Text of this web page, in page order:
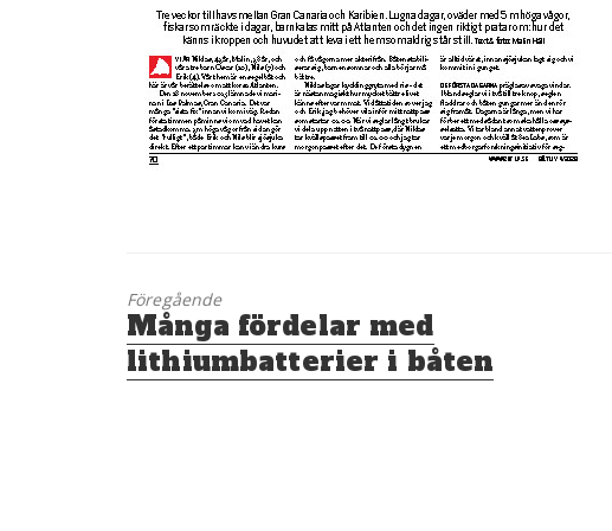
Föregående
Föregående
inlägg:
Många fördelar med
lithiumbatterier i båten